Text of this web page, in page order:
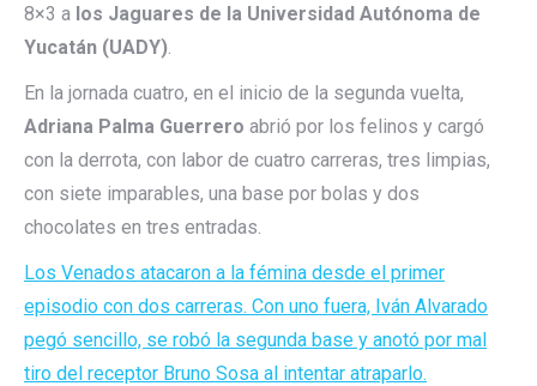
8×3 a los Jaguares de la Universidad Autónoma de
Yucatán (UADY).
En la jornada cuatro, en el inicio de la segunda vuelta,
Adriana Palma Guerrero abrió por los felinos y cargó
con la derrota, con labor de cuatro carreras, tres limpias,
con siete imparables, una base por bolas y dos
chocolates en tres entradas.
Los Venados atacaron a la fémina desde el primer
episodio con dos carreras. Con uno fuera, Iván Alvarado
pegó sencillo, se robó la segunda base y anotó por mal
tiro del receptor Bruno Sosa al intentar atraparlo.